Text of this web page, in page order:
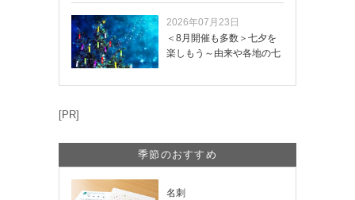
2026年07月23日
＜8月開催も多数＞七夕を
楽しもう～由来や各地の七
[PR]
季節のおすすめ
名刺